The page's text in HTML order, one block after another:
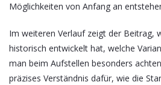
Möglichkeiten von Anfang an
Im weiteren Verlauf zeigt der Beitrag,
historisch entwickelt hat, welche
man beim Aufstellen besonders
präzises Verständnis dafür, wie die